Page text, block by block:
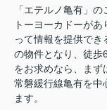
「エテルノ亀有」
トーヨーカドーが
って情報を提供で
の物件となり、徒歩
をお求めなら、まず
常磐緩行線亀有を中
ます。